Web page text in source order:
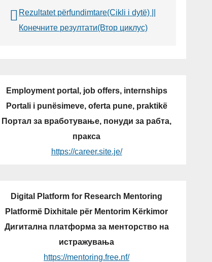
Rezultatet përfundimtare(Cikli i dytë) ||
Конечните резултати(Втор циклус)
Employment portal, job offers, internships
Portali i punësimeve, oferta pune, praktikë
Портал за вработување, понуди за рабта,
пракса
https://career.site.je/
Digital Platform for Research Mentoring
Platformë Dixhitale për Mentorim Kërkimor
Дигитална платформа за менторство на
истражувања
https://mentoring.free.nf/